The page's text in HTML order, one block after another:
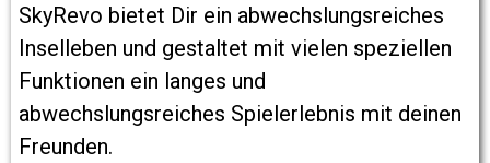
SkyRevo bietet Dir ein abwechslungsreiches
Inselleben und gestaltet mit vielen speziellen
Funktionen ein langes und
abwechslungsreiches Spielerlebnis mit deinen
Freunden.